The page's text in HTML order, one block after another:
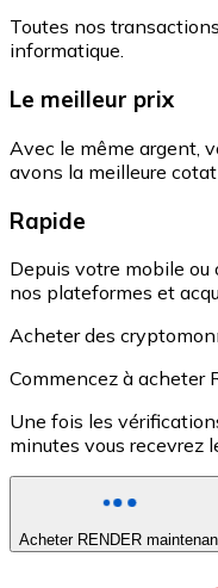
Toutes nos
informatique.
Le meilleur prix
Avec le même argent,
avons la meilleure
Rapide
Depuis votre mobile ou
nos plateformes et
Acheter des
Commencez à acheter
Une fois les
minutes vous recevrez
Acheter RENDER